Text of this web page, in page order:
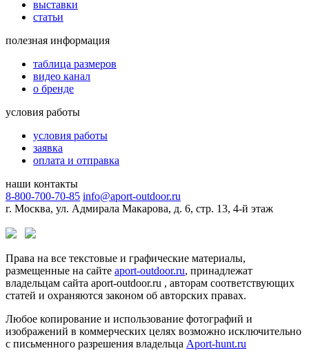
выставки
статьи
полезная информация
таблица размеров
видео канал
о бренде
условия работы
условия работы
заявка
оплата и отправка
наши контакты
8-800-700-70-85 info@aport-outdoor.ru
г. Москва, ул. Адмирала Макарова, д. 6, стр. 13, 4-й этаж
Права на все текстовые и графические материалы,
размещенные на сайте aport-outdoor.ru, принадлежат
владельцам сайта aport-outdoor.ru , авторам соответствующих
статей и охраняются законом об авторских правах.
Любое копирование и использование фотографий и
изображений в коммерческих целях возможно исключительно
с письменного разрешения владельца Aport-hunt.ru